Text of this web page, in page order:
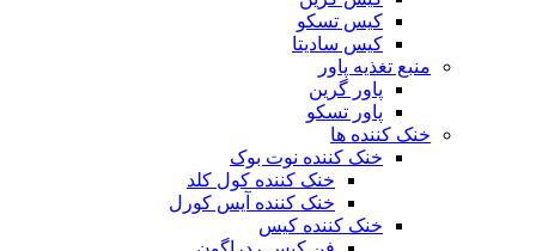
کیس تسکو
کیس سادیتا
منبع تغذیه‌ پاور
پاور گرین
پاور تسکو
خنک کننده ها
خنک کننده نوت بوک
خنک کننده کول کلد
خنک کننده آیس کورل
خنک کننده کیس